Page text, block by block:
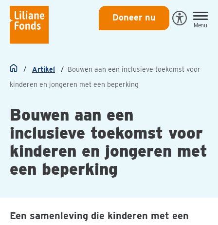
Liliane
Fonds
Doneer nu
Open
Menu
Home
Artikel
Bouwen aan een inclusieve toekomst voor
kinderen en jongeren met een beperking
Bouwen aan een
inclusieve toekomst voor
kinderen en jongeren met
een beperking
Een samenleving die kinderen met een